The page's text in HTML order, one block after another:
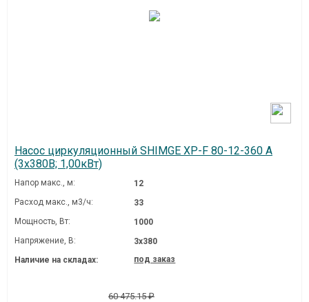
Насос циркуляционный SHIMGE XP-F 80-12-360 A
(3х380В; 1,00кВт)
Напор макс., м:
12
Расход макс., м3/ч:
33
Мощность, Вт:
1000
Напряжение, В:
3х380
Наличие на складах:
под заказ
60 475.15 ₽